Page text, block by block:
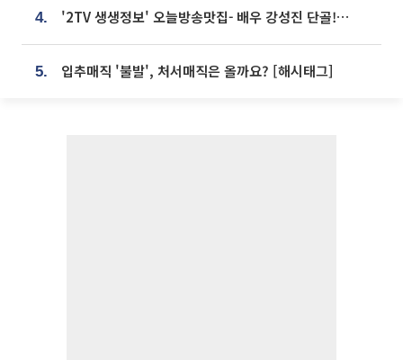
4. '2TV 생생정보' 오늘방송맛집- 배우 강성진 단골! 쌀국수ㆍ푸팟퐁 커리 맛집 '블○○○'
5. 입추매직 '불발', 처서매직은 올까요? [해시태그]